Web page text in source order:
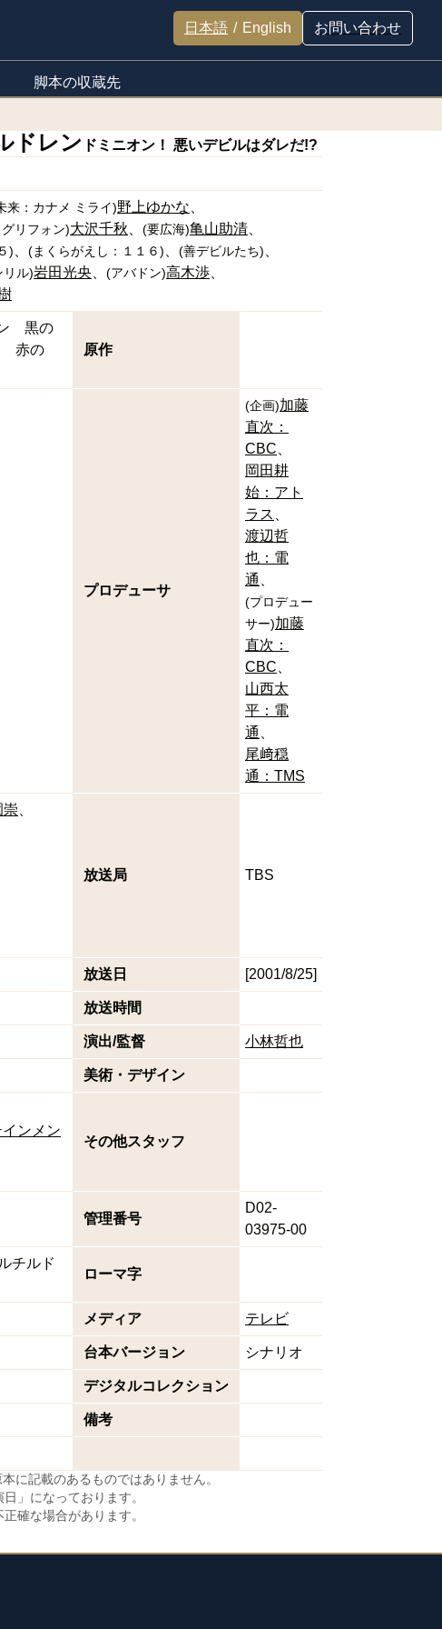
日本語 / English お問い合わせ
脚本の収蔵先
ドレン ドミニオン！ 悪いデビルはダレだ!?
来：カナメ ミライ)野上ゆかな
リフォン)大沢千秋 (要広海)亀山助清
) (まくらがえし：１１６ ) (善デビルたち)
リル)岩田光央 (アバドン)高木渉
黒の
赤の
原作
プロデューサ
(企画)加藤
直次：
CBC
岡田耕
始：アト
ラス
渡辺哲
也：電
通
(プロデュー
サー)加藤
直次：
CBC
山西太
平：電
通
尾﨑穏
通：TMS
崇
放送局 TBS
放送日 [2001/8/25]
放送時間
演出/監督 小林哲也
美術・デザイン
ンメン
その他スタッフ
管理番号
D02-
03975-00
チルド
ローマ字
メディア テレビ
台本バージョン シナリオ
デジタルコレクション
備考
に記載のあるものではありません。
」になっております。
確な場合があります。